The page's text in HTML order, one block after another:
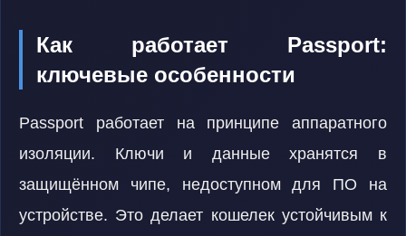
Как работает Passport:
ключевые особенности
Passport работает на принципе аппаратного
изоляции. Ключи и данные хранятся в
защищённом чипе, недоступном для ПО на
устройстве. Это делает кошелек устойчивым к